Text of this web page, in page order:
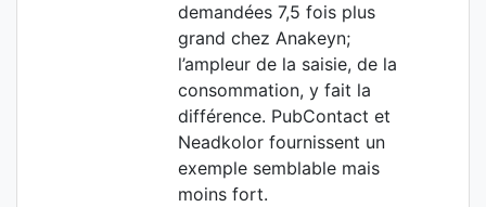
demandées 7,5 fois plus
grand chez Anakeyn;
l’ampleur de la saisie, de la
consommation, y fait la
différence. PubContact et
Neadkolor fournissent un
exemple semblable mais
moins fort.